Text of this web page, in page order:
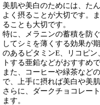
美肌や美白のためには、た
よく摂ることが大切です。
ることも大切です。
特に、メラニンの蓄積を防
してシミを薄くする効果が
のあるビタミンE、リコピ
トする亜鉛などがおすすめで
また、コーヒーや緑茶など
で、上手に摂れば美白や美
さらに、ダークチョコレー
ます。